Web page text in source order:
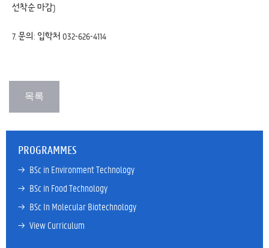
선착순 마감)
7. 문의: 입학처 032-626-4114
PROGRAMMES
→ BSc in Environment Technology
→ BSc in Food Technology
→ BSc In Molecular Biotechnology
→ View Curriculum